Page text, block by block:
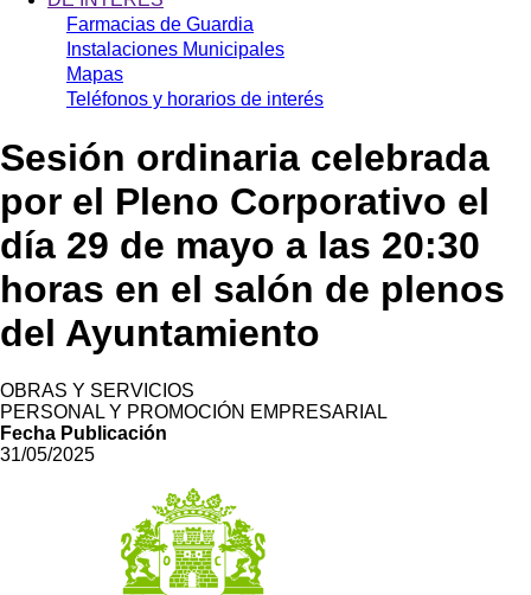
Farmacias de Guardia
Instalaciones Municipales
Mapas
Teléfonos y horarios de interés
Sesión ordinaria celebrada
por el Pleno Corporativo el
día 29 de mayo a las 20:30
horas en el salón de plenos
del Ayuntamiento
OBRAS Y SERVICIOS
PERSONAL Y PROMOCIÓN EMPRESARIAL
Fecha Publicación
31/05/2025